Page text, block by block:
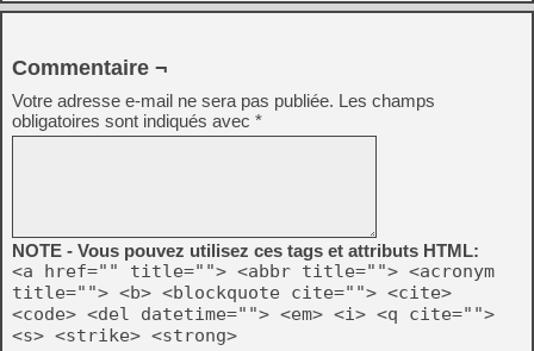
Commentaire ¬
Votre adresse e-mail ne sera pas publiée. Les champs
obligatoires sont indiqués avec *
NOTE - Vous pouvez utilisez ces tags et attributs HTML:
<a href="" title=""> <abbr title=""> <acronym
title=""> <b> <blockquote cite=""> <cite>
<code> <del datetime=""> <em> <i> <q cite="">
<s> <strike> <strong>